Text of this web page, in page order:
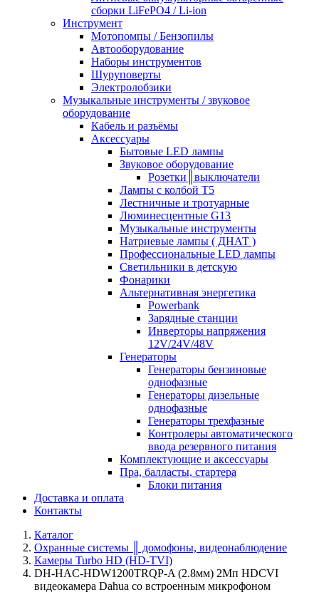
сборки LiFePO4 / Li-ion
Инструмент
Мотопомпы / Бензопилы
Автооборудование
Наборы инструментов
Шуруповерты
Электролобзики
Музыкальные инструменты / звуковое
оборудование
Кабель и разъёмы
Аксессуары
Бытовые LED лампы
Звуковое оборудование
Розетки║выключатели
Лампы с колбой Т5
Лестничные и тротуарные
Люминесцентные G13
Музыкальные инструменты
Натриевые лампы ( ДНАТ )
Профессиональные LED лампы
Светильники в детскую
Фонарики
Альтернативная энергетика
Powerbank
Зарядные станции
Инверторы напряжения
12V/24V/48V
Генераторы
Генераторы бензиновые
однофазные
Генераторы дизельные
однофазные
Генераторы трехфазные
Контролеры автоматического
ввода резервного питания
Комплектующие и аксессуары
Пра, балласты, стартера
Блоки питания
Доставка и оплата
Контакты
Каталог
Охранные системы ║ домофоны, видеонаблюдение
Камеры Turbo HD (HD-TVI)
DH-HAC-HDW1200TRQP-A (2.8мм) 2Mп HDCVI
видеокамера Dahua cо встроенным микрофоном